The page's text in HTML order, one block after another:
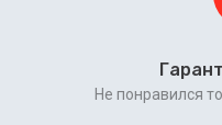
Не понравился